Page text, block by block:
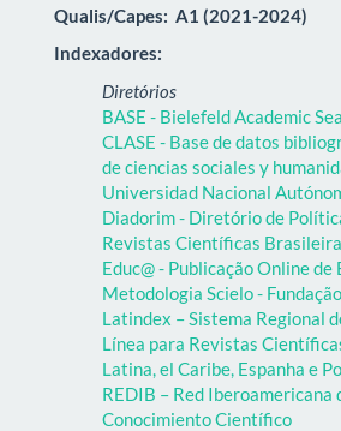
Qualis/Capes: A1 (2021-2024)
Indexadores:
Diretórios
BASE - Bielefeld Academic
CLASE - Base de datos
de ciencias sociales y
Universidad Nacional
Diadorim - Diretório de
Revistas Científicas
Educ@ - Publicação Online de
Metodologia Scielo -
Latindex – Sistema Regional
Línea para Revistas
Latina, el Caribe, Espanha e
REDIB – Red Iberoamericana
Conocimiento Científico